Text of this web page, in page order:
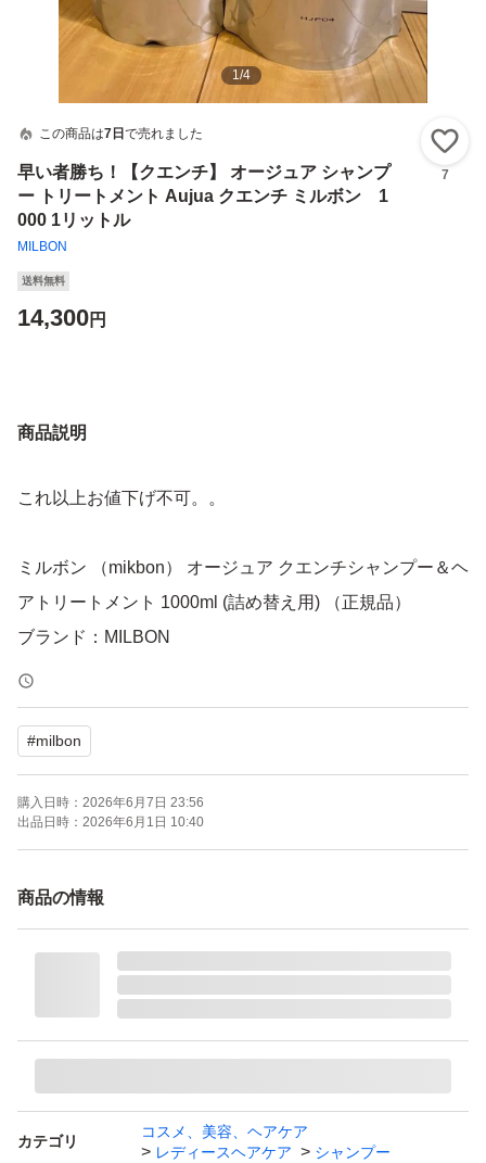
1/4
この商品は7日 で売れました
早い者勝ち！【クエンチ】 オージュア シャンプ
ー トリートメント Aujua クエンチ ミルボン 1
000 1リットル
MILBON
7
送料無料
14,300円
商品説明
これ以上お値下げ不可。。
ミルボン （mikbon） オージュア クエンチシャンプー＆ヘ
アトリートメント 1000ml (詰め替え用) （正規品）
ブランド：MILBON
#milbon
購入日時： 2026年6月7日 23:56
出品日時： 2026年6月1日 10:40
商品の情報
カテゴリ
コスメ、美容、ヘアケア
レディースヘアケア
シャンプー